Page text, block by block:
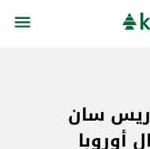
سان
أوروبا